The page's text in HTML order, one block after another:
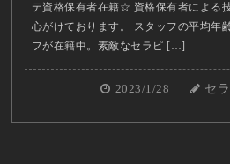
テ資格保有者在籍☆ 資格保有者による
心がけております。 スタッフの平均年
フが在籍中。素敵なセラピ […]
2023/1/28 セ